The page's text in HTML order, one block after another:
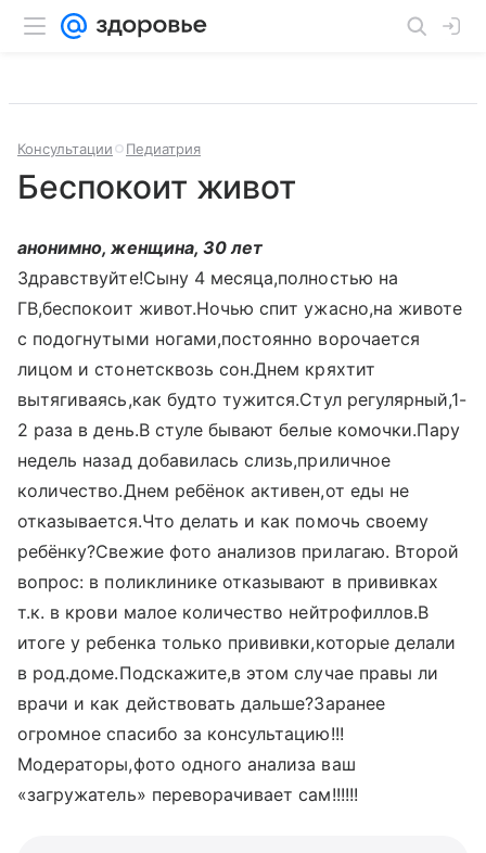
Консультации Педиатрия
Беспокоит живот
анонимно, женщина, 30 лет
Здравствуйте!Сыну 4 месяца,полностью на
ГВ,беспокоит живот.Ночью спит ужасно,на животе
с подогнутыми ногами,постоянно ворочается
лицом и стонетсквозь сон.Днем кряхтит
вытягиваясь,как будто тужится.Стул регулярный,1-
2 раза в день.В стуле бывают белые комочки.Пару
недель назад добавилась слизь,приличное
количество.Днем ребёнок активен,от еды не
отказывается.Что делать и как помочь своему
ребёнку?Свежие фото анализов прилагаю. Второй
вопрос: в поликлинике отказывают в прививках
т.к. в крови малое количество нейтрофиллов.В
итоге у ребенка только прививки,которые делали
в род.доме.Подскажите,в этом случае правы ли
врачи и как действовать дальше?Заранее
огромное спасибо за консультацию!!!
Модераторы,фото одного анализа ваш
«загружатель» переворачивает сам!!!!!!